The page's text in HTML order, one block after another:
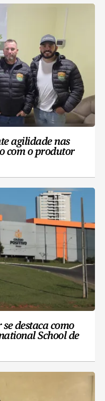
agilidade nas
com o produtor
destaca como
School de